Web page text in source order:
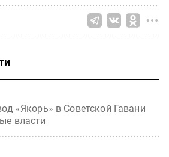
«Якорь» в Советской Гавани
власти